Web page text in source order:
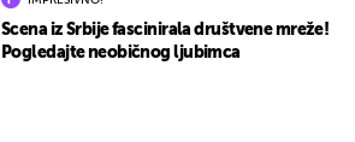
Scena iz Srbije fascinirala društvene mreže!
Pogledajte neobičnog ljubimca